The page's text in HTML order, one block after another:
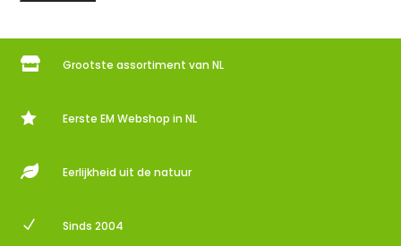
 Grootste assortiment van NL
 Eerste EM Webshop in NL
 Eerlijkheid uit de natuur
N Sinds 2004